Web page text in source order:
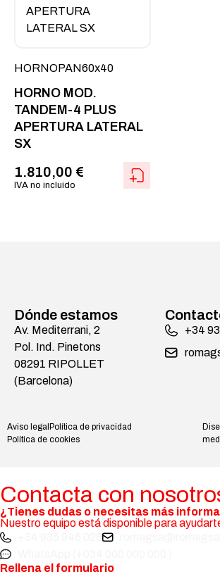
HORNOPAN60x40
HORNO MOD.
TANDEM-4 PLUS
APERTURA LATERAL
SX
1.810,00 €
IVA no incluido
Dónde estamos
Av. Mediterrani, 2
Pol. Ind. Pinetons
08291 RIPOLLET
(Barcelona)
+34
Aviso legal Política de privacidad
Política de cookies
Contacta con
¿Tienes dudas o necesitas más
Nuestro equipo está disponible para
Rellena el formulario